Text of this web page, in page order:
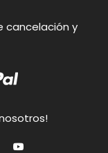
cancelación y